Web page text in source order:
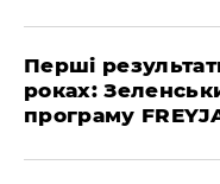
Перші
роках:
програму